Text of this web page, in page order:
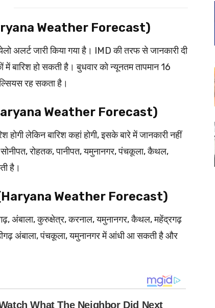
Weather Forecast)
अलर्ट जारी किया गया है। IMD की तरफ से जानकारी दी
बारिश हो सकती है। बुधवार को न्यूनतम तापमान 16
रह सकता है।
(Haryana Weather Forecast)
होगी लेकिन बारिश कहां होगी, इसके बारे में जानकारी नहीं
सोनीपत, रोहतक, पानीपत, यमुनानगर, पंचकूला, कैथल,
है।
(Haryana Weather Forecast)
अंबाला, कुरुक्षेत्र, करनाल, यमुनानगर, कैथल, महेंद्रगढ़
अंबाला, पंचकूला, यमुनानगर में आंधी आ सकती है और